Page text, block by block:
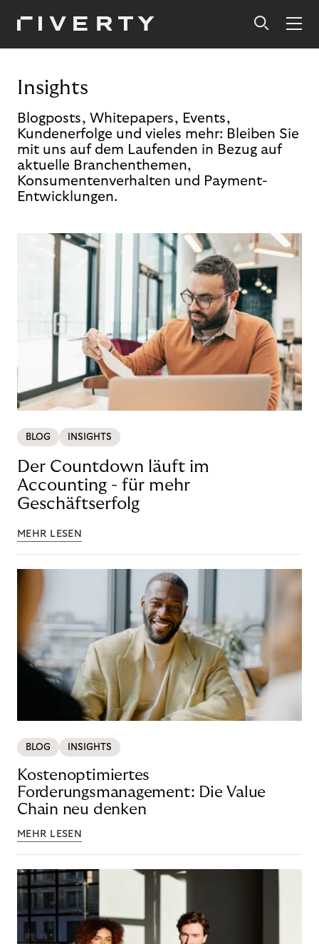
Insights
Blogposts, Whitepapers, Events,
Kundenerfolge und vieles mehr: Bleiben Sie
mit uns auf dem Laufenden in Bezug auf
aktuelle Branchenthemen,
Konsumentenverhalten und Payment-
Entwicklungen.
BLOG INSIGHTS
Der Countdown läuft im
Accounting - für mehr
Geschäftserfolg
MEHR LESEN
BLOG INSIGHTS
Kostenoptimiertes
Forderungsmanagement: Die Value
Chain neu denken
MEHR LESEN